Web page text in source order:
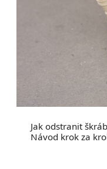
Jak odstranit
Návod krok za